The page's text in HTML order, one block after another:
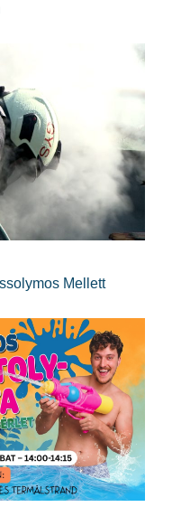
Mellett